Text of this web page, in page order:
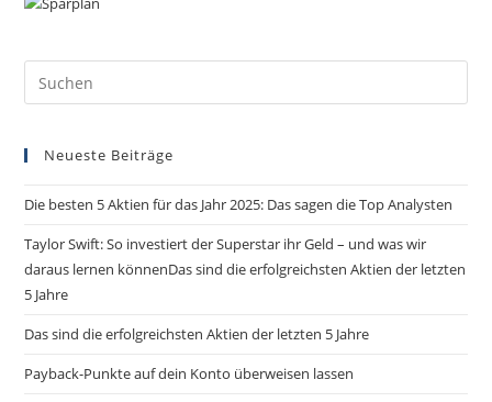
Neueste Beiträge
Die besten 5 Aktien für das Jahr 2025: Das sagen die Top Analysten
Taylor Swift: So investiert der Superstar ihr Geld – und was wir
daraus lernen könnenDas sind die erfolgreichsten Aktien der letzten
5 Jahre
Das sind die erfolgreichsten Aktien der letzten 5 Jahre
Payback-Punkte auf dein Konto überweisen lassen